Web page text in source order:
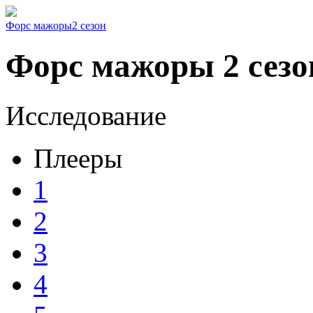
Форс мажоры2 сезон
Форс мажоры 2
Исследование
Плееры
1
2
3
4